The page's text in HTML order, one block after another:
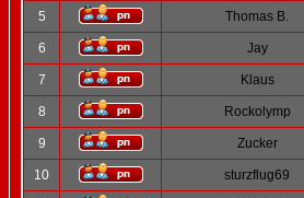
5 Thomas B.
6 Jay
7 Klaus
8 Rockolymp
9 Zucker
10 sturzflug69